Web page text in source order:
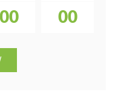
00 00